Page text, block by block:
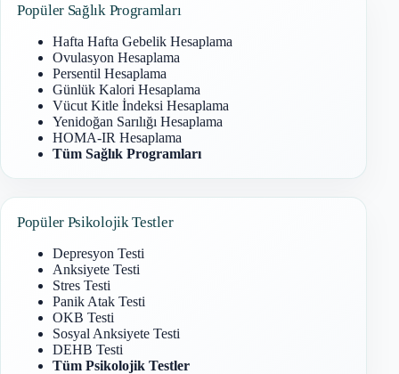
Popüler Sağlık Programları
Hafta Hafta Gebelik Hesaplama
Ovulasyon Hesaplama
Persentil Hesaplama
Günlük Kalori Hesaplama
Vücut Kitle İndeksi Hesaplama
Yenidoğan Sarılığı Hesaplama
HOMA-IR Hesaplama
Tüm Sağlık Programları
Popüler Psikolojik Testler
Depresyon Testi
Anksiyete Testi
Stres Testi
Panik Atak Testi
OKB Testi
Sosyal Anksiyete Testi
DEHB Testi
Tüm Psikolojik Testler